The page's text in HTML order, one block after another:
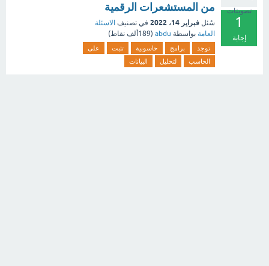
تصويتات
1
إجابة
من المستشعرات الرقمية
سُئل فبراير 14، 2022 في تصنيف الاسئلة
العامة بواسطة abdu
(189ألف نقاط)
توجد برامج حاسوبية تثبت
على
الحاسب
لتحليل البيانات